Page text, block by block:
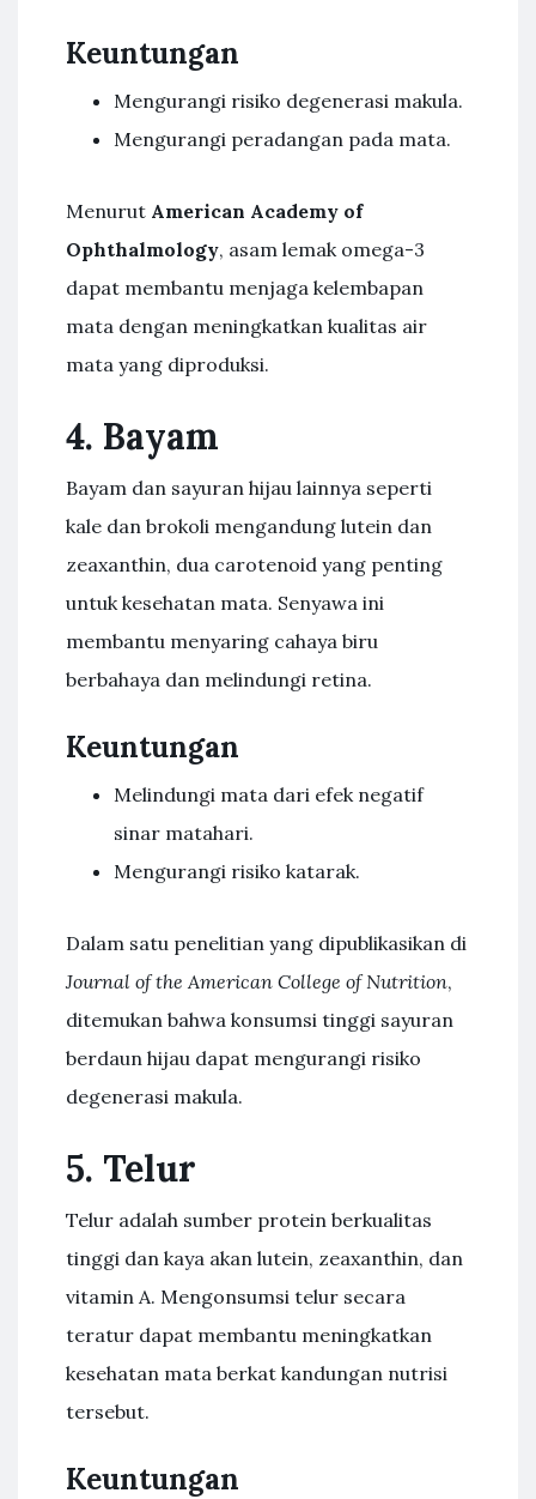
Keuntungan
Mengurangi risiko degenerasi makula.
Mengurangi peradangan pada mata.
Menurut American Academy of
Ophthalmology, asam lemak omega-3
dapat membantu menjaga kelembapan
mata dengan meningkatkan kualitas air
mata yang diproduksi.
4. Bayam
Bayam dan sayuran hijau lainnya seperti
kale dan brokoli mengandung lutein dan
zeaxanthin, dua carotenoid yang penting
untuk kesehatan mata. Senyawa ini
membantu menyaring cahaya biru
berbahaya dan melindungi retina.
Keuntungan
Melindungi mata dari efek negatif
sinar matahari.
Mengurangi risiko katarak.
Dalam satu penelitian yang dipublikasikan di
Journal of the American College of Nutrition,
ditemukan bahwa konsumsi tinggi sayuran
berdaun hijau dapat mengurangi risiko
degenerasi makula.
5. Telur
Telur adalah sumber protein berkualitas
tinggi dan kaya akan lutein, zeaxanthin, dan
vitamin A. Mengonsumsi telur secara
teratur dapat membantu meningkatkan
kesehatan mata berkat kandungan nutrisi
tersebut.
Keuntungan